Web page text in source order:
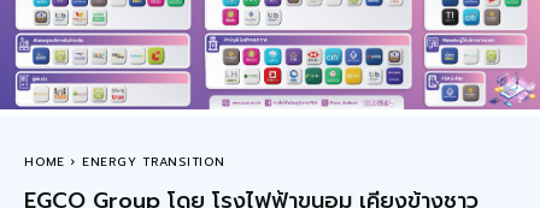
HOME ENERGY TRANSITION
EGCO Group โดย โรงไฟฟ้าขนอม เคียงข้างชาว